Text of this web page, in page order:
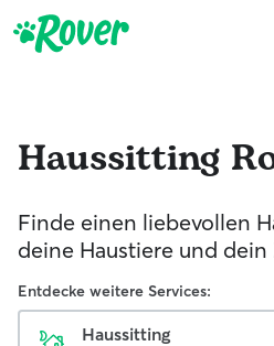
Haussitting
Finde einen liebevollen
deine Haustiere und dein
Entdecke weitere Services:
Haussitting